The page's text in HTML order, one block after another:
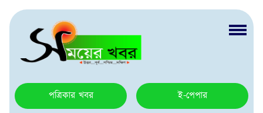
পত্রিকার খবর
ই-পেপার